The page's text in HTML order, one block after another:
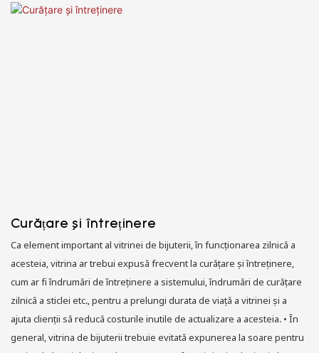
Curățare și întreținere
Ca element important al vitrinei de bijuterii, în funcționarea zilnică a
acesteia, vitrina ar trebui expusă frecvent la curățare și întreținere,
cum ar fi îndrumări de întreținere a sistemului, îndrumări de curățare
zilnică a sticlei etc., pentru a prelungi durata de viață a vitrinei și a
ajuta clienții să reducă costurile inutile de actualizare a acesteia. • În
general, vitrina de bijuterii trebuie evitată expunerea la soare pentru